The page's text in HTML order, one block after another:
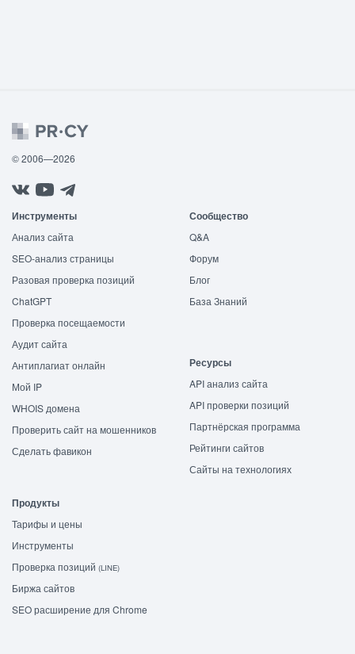
© 2006—2026
Инструменты
Анализ сайта
SEO-анализ страницы
Разовая проверка позиций
ChatGPT
Проверка посещаемости
Аудит сайта
Антиплагиат онлайн
Мой IP
WHOIS домена
Проверить сайт на мошенников
Сделать фавикон
Сообщество
Q&A
Форум
Блог
База Знаний
Ресурсы
API анализ сайта
API проверки позиций
Партнёрская программа
Рейтинги сайтов
Сайты на технологиях
Продукты
Тарифы и цены
Инструменты
Проверка позиций (LINE)
Биржа сайтов
SEO расширение для Chrome